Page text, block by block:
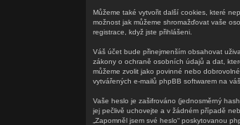
Můžeme také vytvořit další cookies, které
možnost jak můžeme shromažďovat vaše
registrace, když jste přihlášeni.
Váš účet bude přinejmenším obsahovat
zákony o ochraně osobních údajů a dat,
můžeme zvolit jako povinné nebo
vytvářených e-mailů phpBB softwarem na váš
Vaše heslo je zašifrováno (jednosměrný
jej pečlivě uchovejte a v žádném případě
„Zapomněl jsem své heslo“ poskytovanou